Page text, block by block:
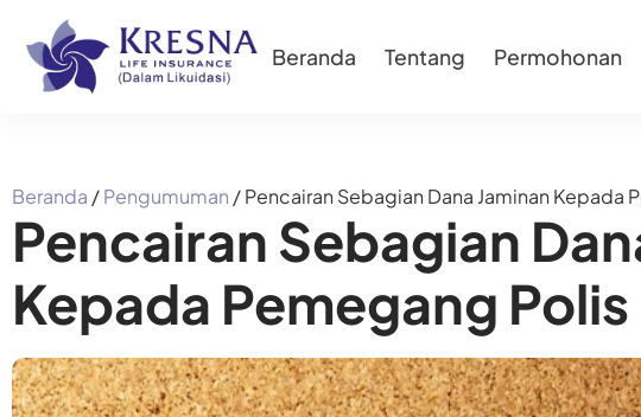
Beranda Tentang Permohonan
Beranda /Pengumuman /Pencairan Sebagian Dana Jaminan Kepada
Pencairan Sebagian
Kepada Pemegang Polis